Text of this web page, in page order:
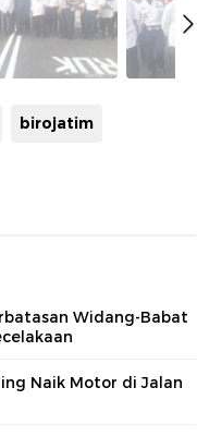
birojatim
Widang-Babat
Naik Motor di Jalan